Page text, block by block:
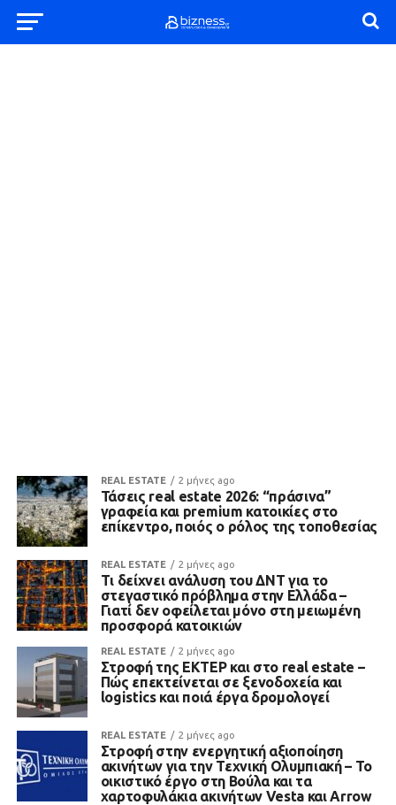
REAL ESTATE 2 μήνες ago
Τάσεις real estate 2026: “πράσινα”
γραφεία και premium κατοικίες στο
επίκεντρο, ποιός ο ρόλος της τοποθεσίας
REAL ESTATE 2 μήνες ago
Τι δείχνει ανάλυση του ΔΝΤ για το
στεγαστικό πρόβλημα στην Ελλάδα –
Γιατί δεν οφείλεται μόνο στη μειωμένη
προσφορά κατοικιών
REAL ESTATE 2 μήνες ago
Στροφή της ΕΚΤΕΡ και στο real estate –
Πώς επεκτείνεται σε ξενοδοχεία και
logistics και ποιά έργα δρομολογεί
REAL ESTATE 2 μήνες ago
Στροφή στην ενεργητική αξιοποίηση
ακινήτων για την Τεχνική Ολυμπιακή – Το
οικιστικό έργο στη Βούλα και τα
χαρτοφυλάκια ακινήτων Vesta και Arrow